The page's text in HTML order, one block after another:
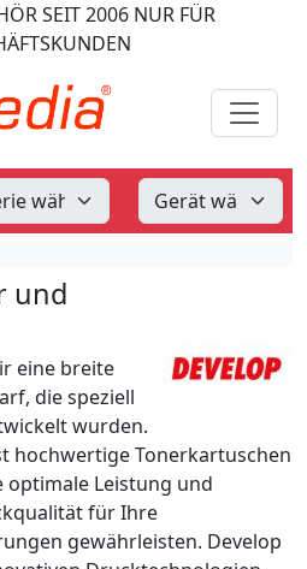
SEIT 2006 NUR FÜR
und
eine breite
die speziell
wurden.
hochwertige Tonerkartuschen
Leistung und
für Ihre
gewährleisten. Develop